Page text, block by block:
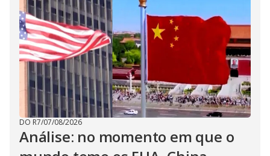
DO R7/07/08/2026
Análise: no momento em que o